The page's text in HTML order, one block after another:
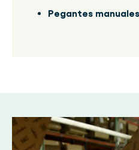
Pegantes manuales